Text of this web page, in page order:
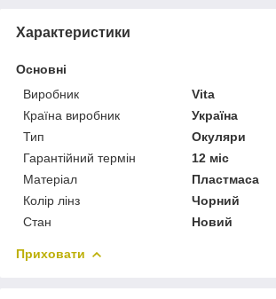
Характеристики
Основні
Виробник
Vita
Країна виробник
Україна
Тип
Окуляри
Гарантійний термін
12 міс
Матеріал
Пластмаса
Колір лінз
Чорний
Стан
Новий
Приховати